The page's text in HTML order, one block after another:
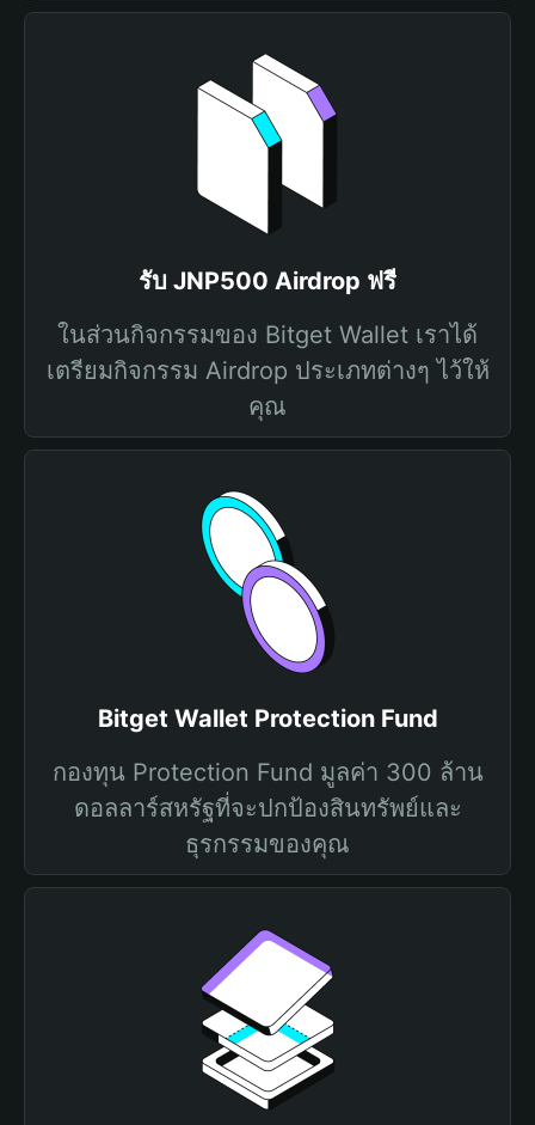
รับ JNP500 Airdrop ฟรี
ในส่วนกิจกรรมของ Bitget Wallet เราได้
เตรียมกิจกรรม Airdrop ประเภทต่างๆ ไว้ให้
คุณ
Bitget Wallet Protection Fund
กองทุน Protection Fund มูลค่า 300 ล้าน
ดอลลาร์สหรัฐที่จะปกป้องสินทรัพย์และ
ธุรกรรมของคุณ